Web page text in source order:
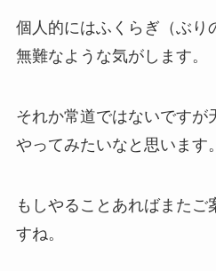
個人的にはふくらぎ（ぶり
無難なような気がします。
それか常道ではないですが
やってみたいなと思います。
もしやることあればまたご
すね。